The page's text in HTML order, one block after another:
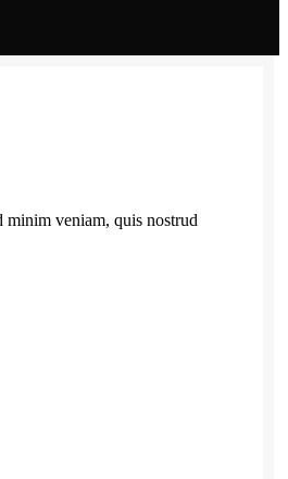
minim veniam, quis nostrud